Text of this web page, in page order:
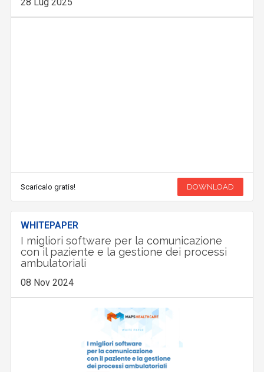
Scaricalo gratis! DOWNLOAD
WHITEPAPER
I migliori software per la comunicazione
con il paziente e la gestione dei processi
ambulatoriali
08 Nov 2024